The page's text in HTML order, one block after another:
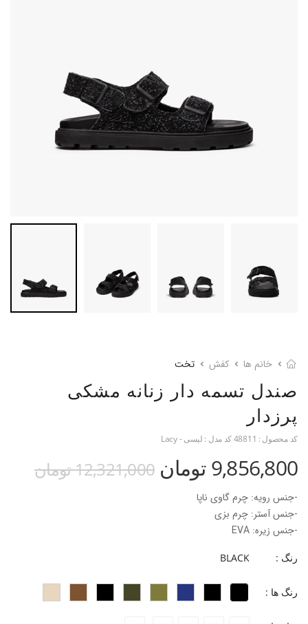
خانم ها کفش تخت
صندل تسمه‌ دار زنانه مشکی
پرزدار
کد محصول : 48811کد مدل : لیسی - Lacy
9,856,800 تومان 12,321,000 تومان
-جنس رویه: چرم گاوی ناپا
-جنس آستر: چرم بزی
-جنس زیره: EVA
-ارتفاع پاشنه: 2.5 سانتی‌متر
-فرم قالب: قالب پهن + پنجه‎‌دار
پاخور: سایز همیشگی خود را انتخاب کنید.
رنگ : BLACK
رنگ ها :